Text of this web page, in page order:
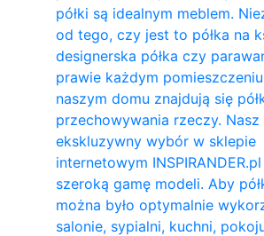
półki są idealnym meblem.
od tego, czy jest to półka na
designerska półka czy
prawie każdym
naszym domu znajdują się
przechowywania rzeczy. Nasz
ekskluzywny wybór w sklepie
internetowym
szeroką gamę modeli. Aby
można było optymalnie
salonie, sypialni, kuchni,